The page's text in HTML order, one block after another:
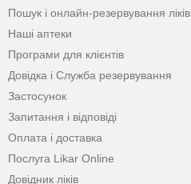
Пошук і онлайн-резервування ліків
Наші аптеки
Програми для клієнтів
Довідка і Служба резервування
Застосунок
Запитання і відповіді
Оплата і доставка
Послуга Likar Online
Довідник ліків